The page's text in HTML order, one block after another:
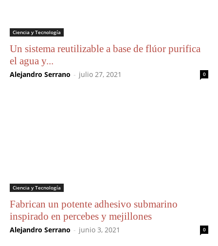
Ciencia y Tecnología
Un sistema reutilizable a base de flúor purifica
el agua y...
Alejandro Serrano - julio 27, 2021 0
Ciencia y Tecnología
Fabrican un potente adhesivo submarino
inspirado en percebes y mejillones
Alejandro Serrano - junio 3, 2021 0